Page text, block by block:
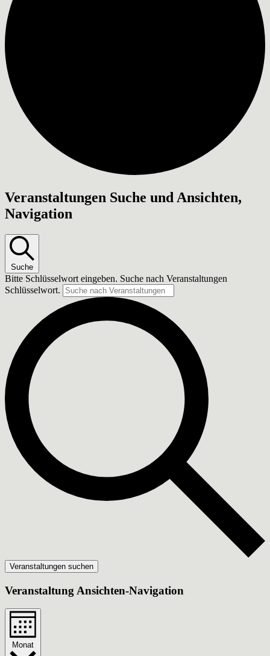
Veranstaltungen
Veranstaltungen Suche und Ansichten,
Navigation
Suche
Bitte Schlüsselwort eingeben. Suche nach Veranstaltungen
Schlüsselwort.
Veranstaltungen suchen
Veranstaltung Ansichten-Navigation
Monat